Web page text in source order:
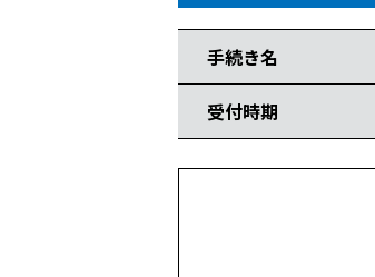
手続き名
受付時期